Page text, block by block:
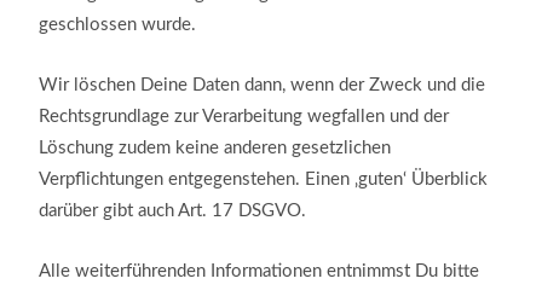
geschlossen wurde.
Wir löschen Deine Daten dann, wenn der Zweck und die
Rechtsgrundlage zur Verarbeitung wegfallen und der
Löschung zudem keine anderen gesetzlichen
Verpflichtungen entgegenstehen. Einen ‚guten‘ Überblick
darüber gibt auch Art. 17 DSGVO.
Alle weiterführenden Informationen entnimmst Du bitte